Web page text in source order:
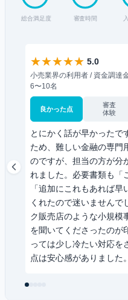
総合満足度 審査時間
★★★★★ 5.0
小売業界の利用者 / 資金調達
6〜10名
良かった点
審査
体験
とにかく話が早かったで
ため、難しい金融の専門
のですが、担当の方が分
れました。必要書類も「
「追加にこれもあれば
くれたので迷いませんで
ク販売店のような小規模
を聞いてくださったのが
っては少し冷たい対応を
点は安心感がありました。